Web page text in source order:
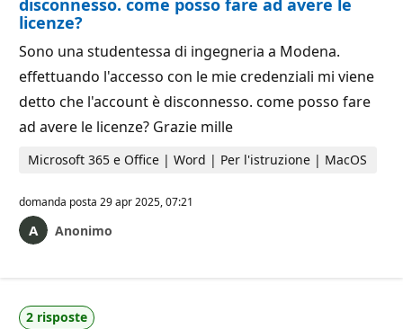
licenze?
Sono una studentessa di ingegneria a Modena.
effettuando l'accesso con le mie credenziali mi viene
detto che l'account è disconnesso. come posso fare
ad avere le licenze? Grazie mille
Microsoft 365 e Office | Word | Per l'istruzione | MacOS
domanda posta 29 apr 2025, 07:21
Anonimo
2 risposte